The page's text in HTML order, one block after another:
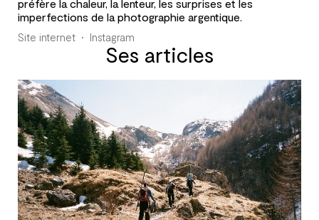
préfère la chaleur, la lenteur, les surprises et les
imperfections de la photographie argentique.
Site internet Instagram
Ses articles